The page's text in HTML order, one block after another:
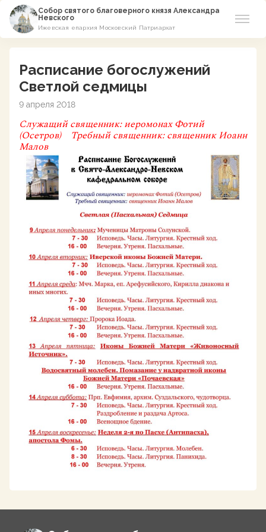
Собор святого благоверного князя Александра
Невского
Ижевская епархия Московский Патриархат
Азы Православия
Расписание
Виртуальный музей
Пожертвование
Расписание богослужений
Светлой седмицы
9 апреля 2018
Служащий священник:иеромонах Фотий
(Осетров) Требный священник:священник Иоанн
Малов